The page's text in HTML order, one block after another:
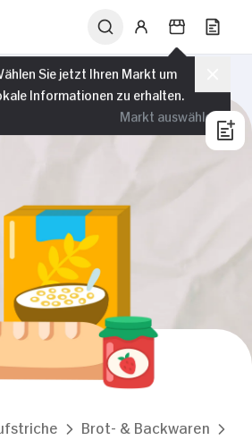
Sie jetzt Ihren Markt um
Informationen zu erhalten.
Markt auswählen
Brot- & Backwaren